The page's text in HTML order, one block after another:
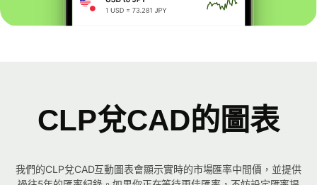
CLP兌CAD的圖表
我們的CLP兌CAD互動圖表會顯示實時的市場匯率中間價，並提供